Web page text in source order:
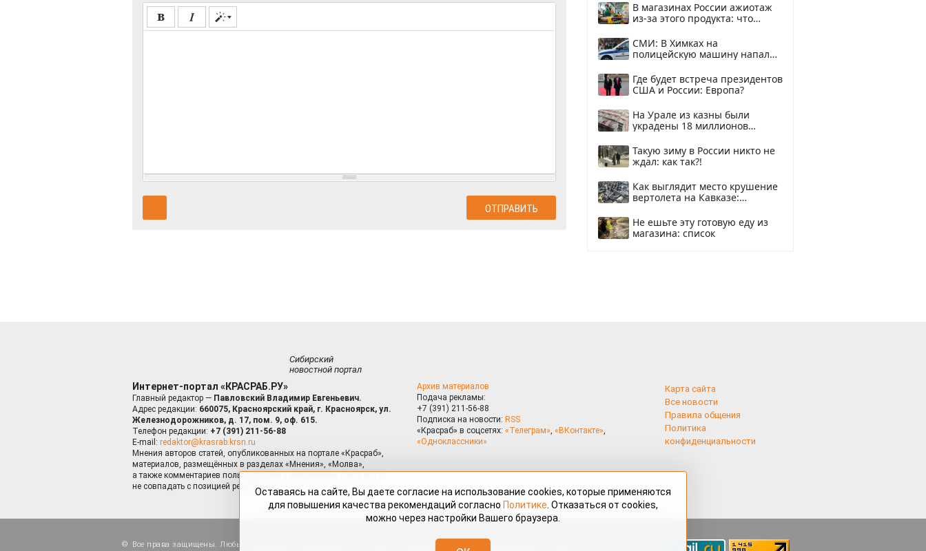
В магазинах России ажиотаж
из-за этого продукта: что
СМИ: В Химках на
полицейскую машину напали
Где будет встреча президентов
США и России: Европа?
На Урале из казны были
украдены 18 миллионов
Такую зиму в России никто не
ждал: как так?!
Как выглядит место крушение
вертолета на Кавказе:
Не ешьте эту готовую еду из
магазина: список
Сибирский
новостной портал
Интернет-портал «КРАСРАБ.РУ»
Главный редактор — Павловский Владимир Евгеньевич.
Адрес редакции: 660075, Красноярский край, г. Красноярск, ул.
Железнодорожников, д. 17, пом. 9, оф. 615.
Телефон редакции: +7 (391) 211-56-88
E-mail: redaktor@krasrab.krsn.ru
Мнения авторов статей, опубликованных на портале «Красраб»,
материалов, размещённых в разделах «Мнения», «Молва»,
а также комментариев пользователей к материалам сайта могут
не совпадать с позицией редакции.
Архив материалов
Подача рекламы:
+7 (391) 211-56-88
Подписка на новости: RSS
«Красраб» в соцсетях: «Телеграм», «ВКонтакте»,
«Одноклассники»
Карта сайта
Все новости
Правила общения
Политика
конфиденциальности
Все права защищены. Любые материалы, размещённые на портале «Красраб.ру» сотрудниками редакции, нештатными
Оставаясь на сайте, Вы даете согласие на использование cookies, которые применяются
для повышения качества рекомендаций согласно Политике . Отказаться от cookies,
можно через настройки Вашего браузера.